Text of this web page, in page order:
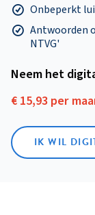
Onbeperkt
Antwoorden
NTVG'
Neem het
€ 15,93 per
IK WIL